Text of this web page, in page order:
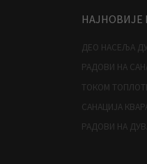
НАЈНОВИЈЕ
ДЕО НАСЕЉА
РАДОВИ НА
ТОКОМ
САНАЦИЈА
РАДОВИ НА